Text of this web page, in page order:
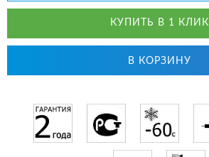
КУПИТЬ В 1 КЛИК
В КОРЗИНУ